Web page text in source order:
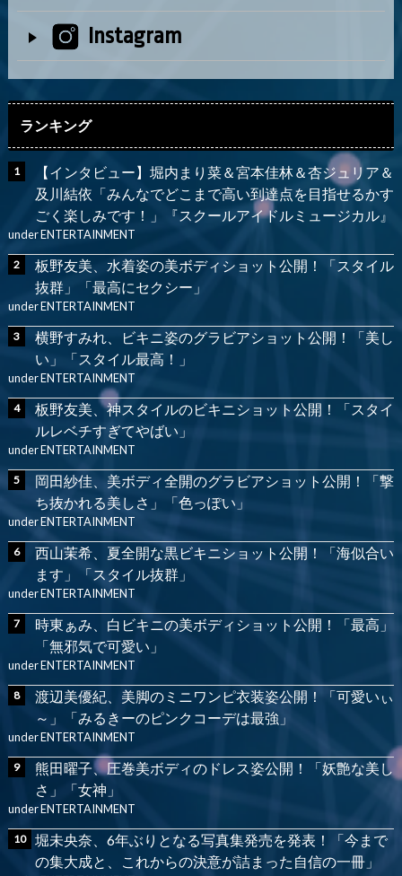
Instagram
ランキング
【インタビュー】堀内まり菜＆宮本佳林＆杏ジュリア＆
及川結依「みんなでどこまで高い到達点を目指せるかす
ごく楽しみです！」『スクールアイドルミュージカル』
underENTERTAINMENT
板野友美、水着姿の美ボディショット公開！「スタイル
抜群」「最高にセクシー」
underENTERTAINMENT
横野すみれ、ビキニ姿のグラビアショット公開！「美し
い」「スタイル最高！」
underENTERTAINMENT
板野友美、神スタイルのビキニショット公開！「スタイ
ルレベチすぎてやばい」
underENTERTAINMENT
岡田紗佳、美ボディ全開のグラビアショット公開！「撃
ち抜かれる美しさ」「色っぽい」
underENTERTAINMENT
西山茉希、夏全開な黒ビキニショット公開！「海似合い
ます」「スタイル抜群」
underENTERTAINMENT
時東ぁみ、白ビキニの美ボディショット公開！「最高」
「無邪気で可愛い」
underENTERTAINMENT
渡辺美優紀、美脚のミニワンピ衣装姿公開！「可愛いぃ
～」「みるきーのピンクコーデは最強」
underENTERTAINMENT
熊田曜子、圧巻美ボディのドレス姿公開！「妖艶な美し
さ」「女神」
underENTERTAINMENT
堀未央奈、6年ぶりとなる写真集発売を発表！「今まで
の集大成と、これからの決意が詰まった自信の一冊」